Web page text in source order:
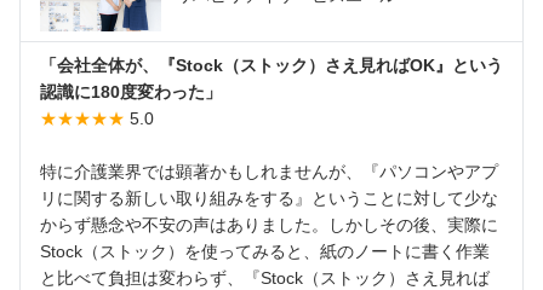
「会社全体が、『Stock（ストック）さえ見ればOK』という
認識に180度変わった」
★★★★★ 5.0
特に介護業界では顕著かもしれませんが、『パソコンやアプ
リに関する新しい取り組みをする』ということに対して少な
からず懸念や不安の声はありました。しかしその後、実際に
Stock（ストック）を使ってみると、紙のノートに書く作業
と比べて負担は変わらず、『Stock（ストック）さえ見れば